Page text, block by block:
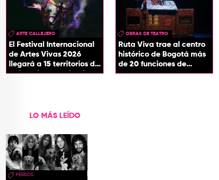
ARTE CALLEJERO
El Festival Internacional
de Artes Vivas 2026
llegará a 15 territorios de
Colombia con ‘Circuitos
OBRAS DE TEATRO
Ruta Viva trae al centro
histórico de Bogotá más
de 20 funciones de
teatro
LO MÁS LEÍDO
PERROS